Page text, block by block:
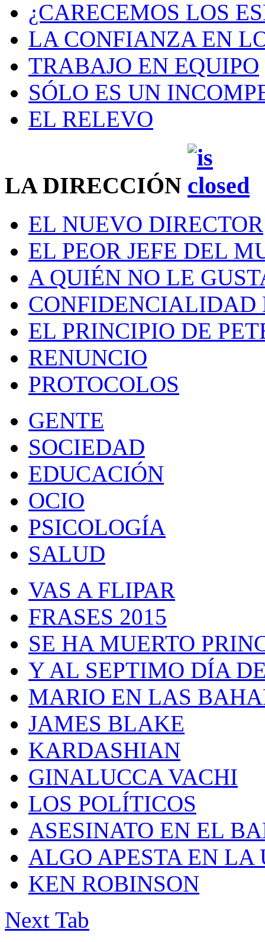
¿CARECEMOS LOS
LA CONFIANZA EN
TRABAJO EN EQUIPO
SÓLO ES UN
EL RELEVO
LA DIRECCIÓN
EL NUEVO DIRECTOR
EL PEOR JEFE DEL
A QUIÉN NO LE
CONFIDENCIALIDAD
EL PRINCIPIO DE
RENUNCIO
PROTOCOLOS
GENTE
SOCIEDAD
EDUCACIÓN
OCIO
PSICOLOGÍA
SALUD
VAS A FLIPAR
FRASES 2015
SE HA MUERTO
Y AL SEPTIMO DÍA
MARIO EN LAS
JAMES BLAKE
KARDASHIAN
GINALUCCA VACHI
LOS POLÍTICOS
ASESINATO EN EL
ALGO APESTA EN
KEN ROBINSON
Next Tab